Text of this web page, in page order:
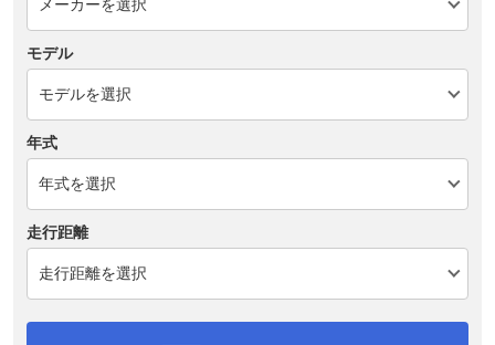
モデル
年式
走行距離